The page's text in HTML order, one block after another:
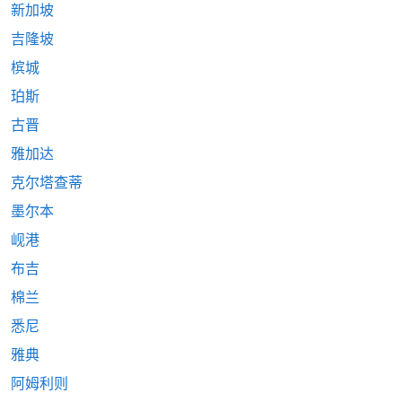
新加坡
吉隆坡
槟城
珀斯
古晋
雅加达
克尔塔查蒂
墨尔本
岘港
布吉
棉兰
悉尼
雅典
阿姆利则